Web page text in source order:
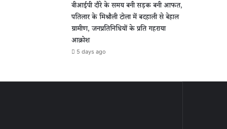
वीआईपी दौरे के समय बनी सड़क बनी आफत,
पतिलार के मिश्रौली टोला में बदहाली से बेहाल
ग्रामीण, जनप्रतिनिधियों के प्रति गहराया
आक्रोश
5 days ago